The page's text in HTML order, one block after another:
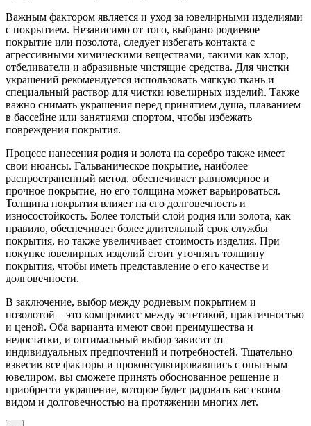
Важным фактором является и уход за ювелирными изделиями
с покрытием. Независимо от того, выбрано родиевое
покрытие или позолота, следует избегать контакта с
агрессивными химическими веществами, такими как хлор,
отбеливатели и абразивные чистящие средства. Для чистки
украшений рекомендуется использовать мягкую ткань и
специальный раствор для чистки ювелирных изделий. Также
важно снимать украшения перед принятием душа, плаванием
в бассейне или занятиями спортом, чтобы избежать
повреждения покрытия.
Процесс нанесения родия и золота на серебро также имеет
свои нюансы. Гальваническое покрытие, наиболее
распространенный метод, обеспечивает равномерное и
прочное покрытие, но его толщина может варьироваться.
Толщина покрытия влияет на его долговечность и
износостойкость. Более толстый слой родия или золота, как
правило, обеспечивает более длительный срок службы
покрытия, но также увеличивает стоимость изделия. При
покупке ювелирных изделий стоит уточнять толщину
покрытия, чтобы иметь представление о его качестве и
долговечности.
В заключение, выбор между родиевым покрытием и
позолотой – это компромисс между эстетикой, практичностью
и ценой. Оба варианта имеют свои преимущества и
недостатки, и оптимальный выбор зависит от
индивидуальных предпочтений и потребностей. Тщательно
взвесив все факторы и проконсультировавшись с опытным
ювелиром, вы сможете принять обоснованное решение и
приобрести украшение, которое будет радовать вас своим
видом и долговечностью на протяжении многих лет.